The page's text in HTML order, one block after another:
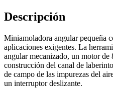
Descripción
Miniamoladora angular pequeña
aplicaciones exigentes. La
angular mecanizado, un motor
construcción del canal de
de campo de las impurezas del
un interruptor deslizante.